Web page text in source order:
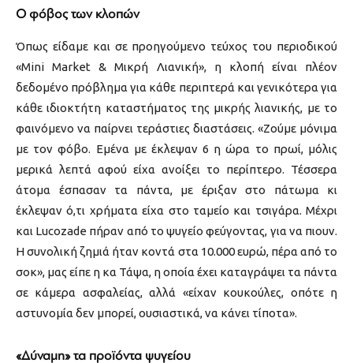
Ο φόβος των κλοπών
Όπως είδαμε και σε προηγούμενο τεύχος του περιοδικού
«Mini Market & Μικρή Λιανική», η κλοπή είναι πλέον
δεδομένο πρόβλημα για κάθε περιπτερά και γενικότερα για
κάθε ιδιοκτήτη καταστήματος της μικρής λιανικής, με το
φαινόμενο να παίρνει τεράστιες διαστάσεις. «Ζούμε μόνιμα
με τον φόβο. Εμένα με έκλεψαν 6 η ώρα το πρωί, μόλις
μερικά λεπτά αφού είχα ανοίξει το περίπτερο. Τέσσερα
άτομα έσπασαν τα πάντα, με έριξαν στο πάτωμα κι
έκλεψαν ό,τι χρήματα είχα στο ταμείο και τσιγάρα. Μέχρι
και Lucozade πήραν από το ψυγείο φεύγοντας, για να πιουν.
Η συνολική ζημιά ήταν κοντά στα 10.000 ευρώ, πέρα από το
σοκ», μας είπε η κα Τάψα, η οποία έχει καταγράψει τα πάντα
σε κάμερα ασφαλείας, αλλά «είχαν κουκούλες, οπότε η
αστυνομία δεν μπορεί, ουσιαστικά, να κάνει τίποτα».
«Δύναμη» τα προϊόντα ψυγείου